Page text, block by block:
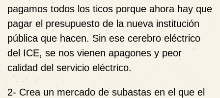
pagamos todos los ticos porque ahora hay que
pagar el presupuesto de la nueva institución
pública que hacen. Sin ese cerebro eléctrico
del ICE, se nos vienen apagones y peor
calidad del servicio eléctrico.
2- Crea un mercado de subastas en el que el